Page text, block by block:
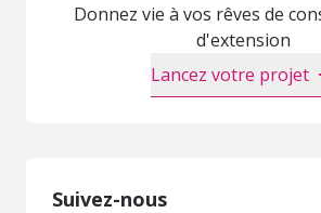
Donnez vie à vos rêves de
d'extension
Lancez votre projet
Suivez-nous